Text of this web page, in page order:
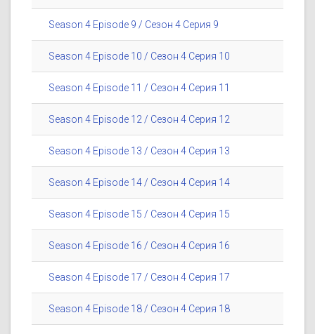
Season 4 Episode 9 / Сезон 4 Серия 9
Season 4 Episode 10 / Сезон 4 Серия 10
Season 4 Episode 11 / Сезон 4 Серия 11
Season 4 Episode 12 / Сезон 4 Серия 12
Season 4 Episode 13 / Сезон 4 Серия 13
Season 4 Episode 14 / Сезон 4 Серия 14
Season 4 Episode 15 / Сезон 4 Серия 15
Season 4 Episode 16 / Сезон 4 Серия 16
Season 4 Episode 17 / Сезон 4 Серия 17
Season 4 Episode 18 / Сезон 4 Серия 18